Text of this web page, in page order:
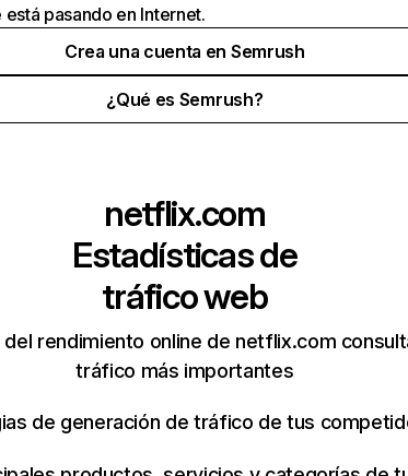
pasando en Internet.
Crea una cuenta en Semrush
¿Qué es Semrush?
netflix.com
Estadísticas de
tráfico web
del rendimiento online de netflix.com
tráfico más importantes
de generación de tráfico de tus